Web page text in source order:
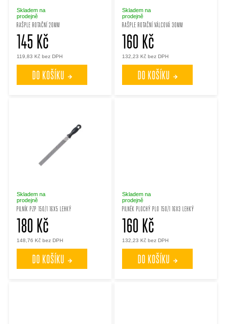
p
r
o
ů
RAŠPLE ROTAČNÍ 20MM
Skladem na
prodejně
119,83 Kč bez DPH
145 Kč
DO KOŠÍKU
RAŠPLE ROTAČNÍ VÁLCOVÁ 30MM
Skladem na
prodejně
132,23 Kč bez DPH
160 Kč
DO KOŠÍKU
PILNÍK PZP 150/1 16X5 LEHKÝ
Skladem na
prodejně
148,76 Kč bez DPH
180 Kč
DO KOŠÍKU
PILNÉK PLOCHÝ PLO 150/1 16X3 LEHKÝ
Skladem na
prodejně
132,23 Kč bez DPH
160 Kč
DO KOŠÍKU